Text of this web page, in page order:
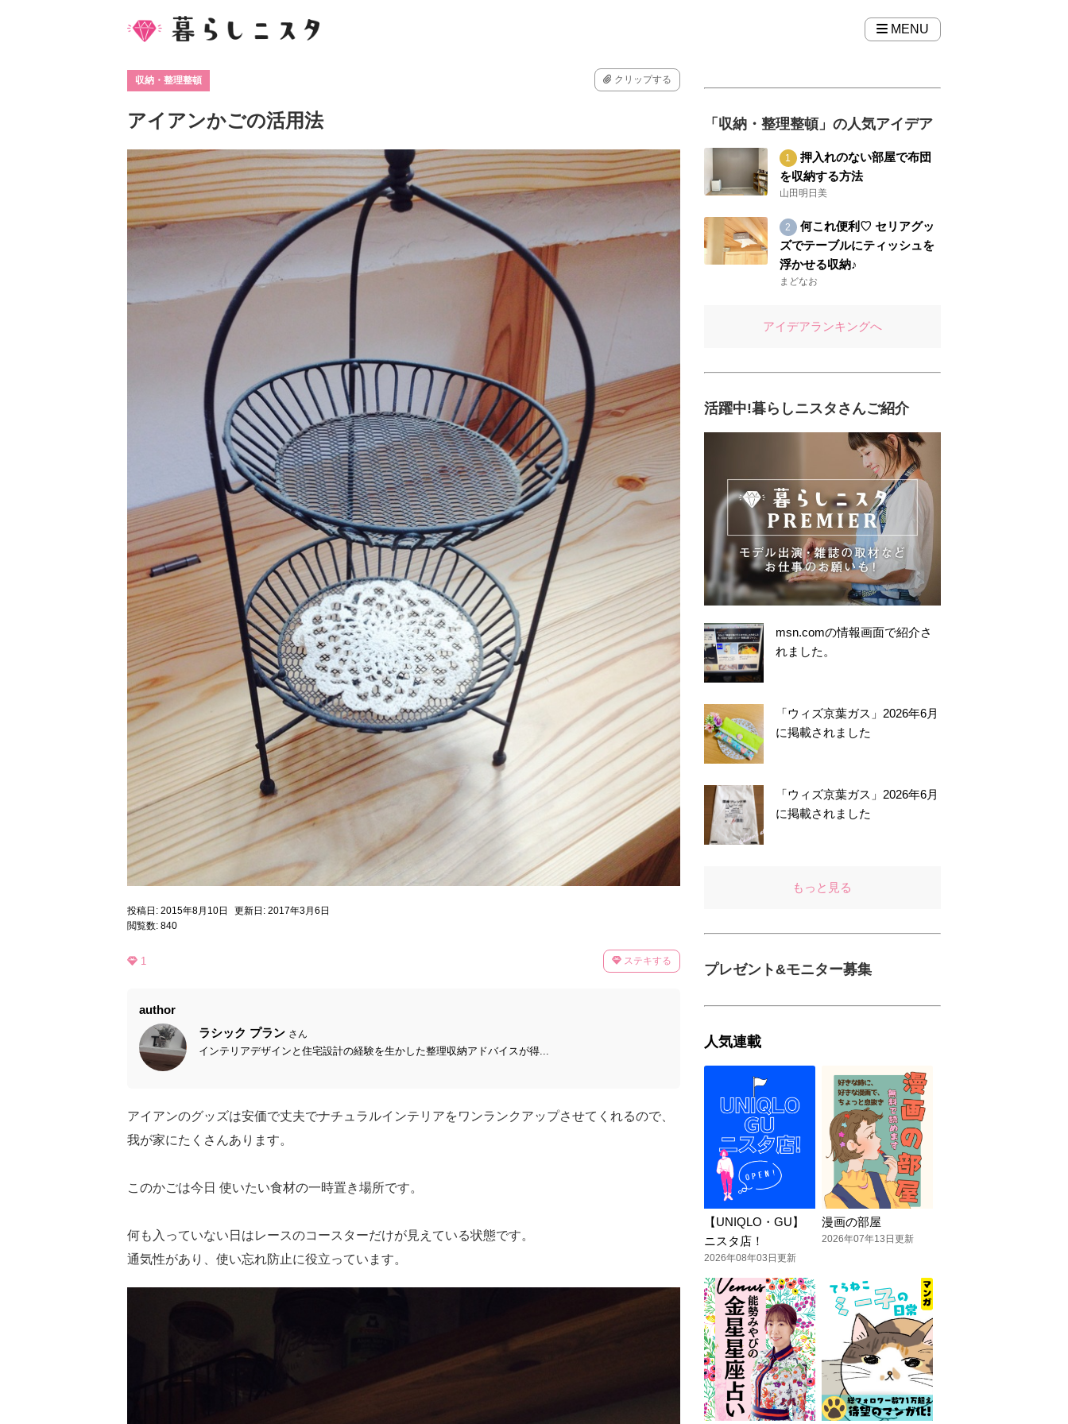
MENU
収納・整理整頓 クリップする
アイアンかごの活用法
投稿日: 2015年8月10日
更新日: 2017年3月6日
閲覧数: 840
1 ステキする
author
ラシック プラン さん
インテリアデザインと住宅設計の経験を生かした整理収納アドバイスが得...
アイアンのグッズは安価で丈夫でナチュラルインテリアをワンランクアップさせてくれるので、
我が家にたくさんあります。
このかごは今日 使いたい食材の一時置き場所です。
何も入っていない日はレースのコースターだけが見えている状態です。
通気性があり、使い忘れ防止に役立っています。
「収納・整理整頓」の人気アイデア
押入れのない部屋で布団
を収納する方法
山田明日美
何これ便利♡ セリアグッ
ズでテーブルにティッシュを
浮かせる収納♪
まどなお
アイデアランキングへ
活躍中!暮らしニスタさんご紹介
msn.comの情報画面で紹介さ
れました。
「ウィズ京葉ガス」2026年6月
に掲載されました
「ウィズ京葉ガス」2026年6月
に掲載されました
もっと見る
プレゼント&モニター募集
人気連載
【UNIQLO・GU】
ニスタ店！
2026年08年03日更新
漫画の部屋
2026年07年13日更新